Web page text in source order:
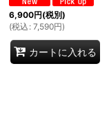
6,900円(税別)
(税込 : 7,590円)
カートに入れる